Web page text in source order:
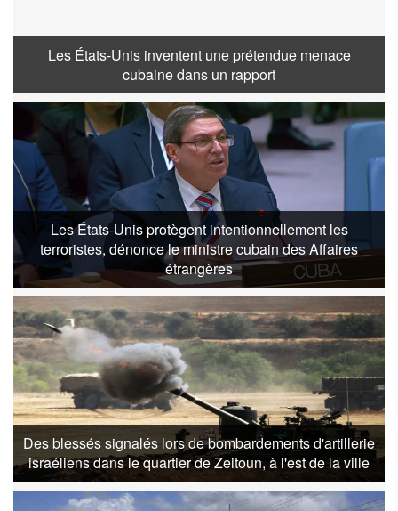
Les États-Unis inventent une prétendue menace
cubaine dans un rapport
Les États-Unis protègent intentionnellement les
terroristes, dénonce le ministre cubain des Affaires
étrangères
Des blessés signalés lors de bombardements d'artillerie
israéliens dans le quartier de Zeitoun, à l'est de la ville